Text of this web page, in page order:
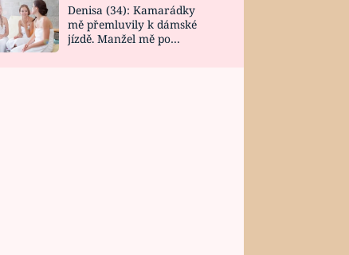
Denisa (34): Kamarádky
mě přemluvily k dámské
jízdě. Manžel mě po